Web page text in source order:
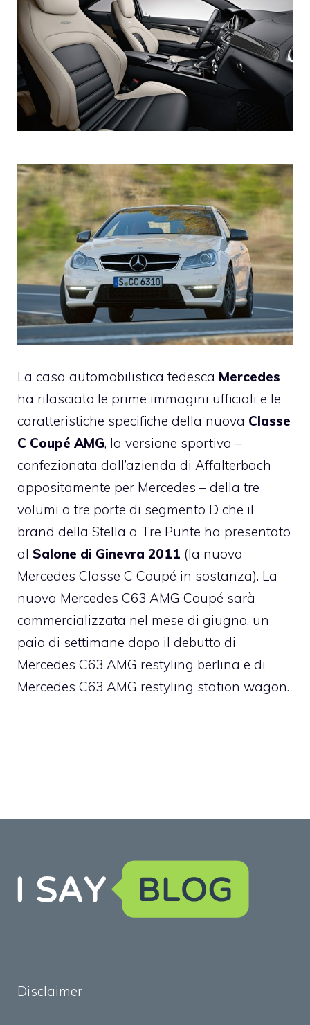
La casa automobilistica tedesca Mercedes
ha rilasciato le prime immagini ufficiali e le
caratteristiche specifiche della nuova Classe
C Coupé AMG, la versione sportiva –
confezionata dall’azienda di Affalterbach
appositamente per Mercedes – della tre
volumi a tre porte di segmento D che il
brand della Stella a Tre Punte ha presentato
al Salone di Ginevra 2011 (la nuova
Mercedes Classe C Coupé in sostanza). La
nuova Mercedes C63 AMG Coupé sarà
commercializzata nel mese di giugno, un
paio di settimane dopo il debutto di
Mercedes C63 AMG restyling berlina e di
Mercedes C63 AMG restyling station wagon.
Disclaimer